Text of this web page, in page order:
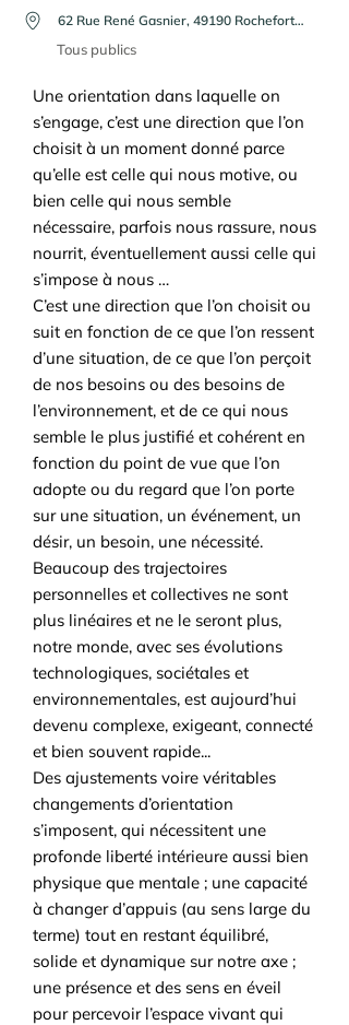
62 Rue René Gasnier, 49190 Rochefort-sur-Loire, France
Tous publics
Une orientation dans laquelle on
s’engage, c’est une direction que l’on
choisit à un moment donné parce
qu’elle est celle qui nous motive, ou
bien celle qui nous semble
nécessaire, parfois nous rassure, nous
nourrit, éventuellement aussi celle qui
s’impose à nous …
C’est une direction que l’on choisit ou
suit en fonction de ce que l’on ressent
d’une situation, de ce que l’on perçoit
de nos besoins ou des besoins de
l’environnement, et de ce qui nous
semble le plus justifié et cohérent en
fonction du point de vue que l’on
adopte ou du regard que l’on porte
sur une situation, un événement, un
désir, un besoin, une nécessité.
Beaucoup des trajectoires
personnelles et collectives ne sont
plus linéaires et ne le seront plus,
notre monde, avec ses évolutions
technologiques, sociétales et
environnementales, est aujourd’hui
devenu complexe, exigeant, connecté
et bien souvent rapide...
Des ajustements voire véritables
changements d’orientation
s’imposent, qui nécessitent une
profonde liberté intérieure aussi bien
physique que mentale ; une capacité
à changer d’appuis (au sens large du
terme) tout en restant équilibré,
solide et dynamique sur notre axe ;
une présence et des sens en éveil
pour percevoir l’espace vivant qui